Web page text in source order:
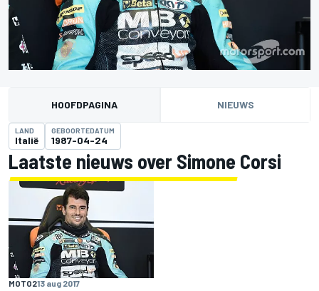
HOOFDPAGINA NIEUWS
LAND
Italië
GEBOORTEDATUM
1987-04-24
Laatste nieuws over Simone Corsi
MOTO213 aug 2017